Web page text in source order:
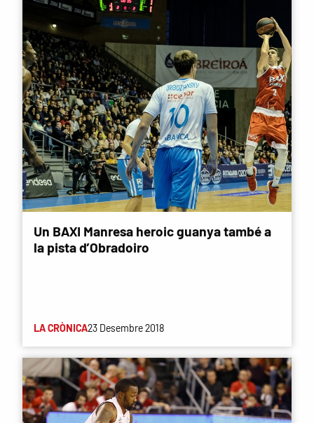
Un BAXI Manresa heroic guanya també a
la pista d’Obradoiro
LA CRÒNICA23 Desembre 2018